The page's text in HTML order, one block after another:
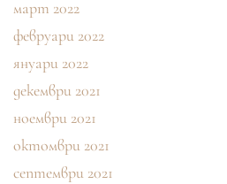
март 2022
февруари 2022
януари 2022
декември 2021
ноември 2021
октомври 2021
септември 2021